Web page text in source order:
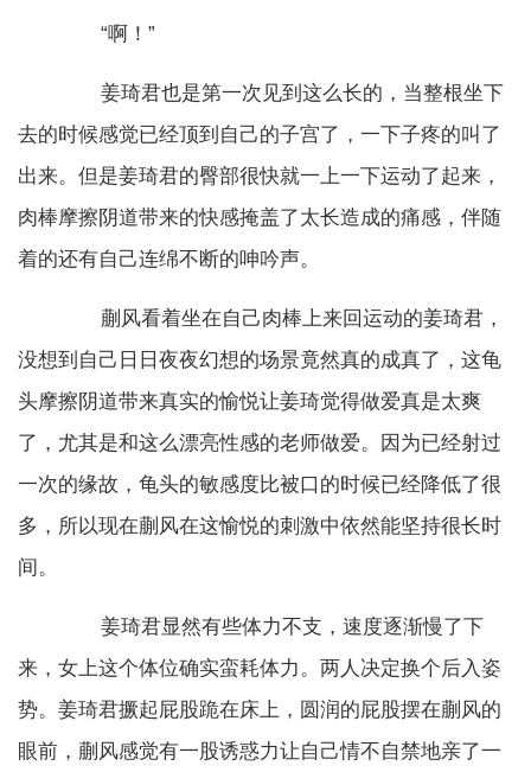
“啊！”
姜琦君也是第一次见到这么长的，当整根坐下
去的时候感觉已经顶到自己的子宫了，一下子疼的叫了
出来。但是姜琦君的臀部很快就一上一下运动了起来，
肉棒摩擦阴道带来的快感掩盖了太长造成的痛感，伴随
着的还有自己连绵不断的呻吟声。
蒯风看着坐在自己肉棒上来回运动的姜琦君，
没想到自己日日夜夜幻想的场景竟然真的成真了，这龟
头摩擦阴道带来真实的愉悦让姜琦觉得做爱真是太爽
了，尤其是和这么漂亮性感的老师做爱。因为已经射过
一次的缘故，龟头的敏感度比被口的时候已经降低了很
多，所以现在蒯风在这愉悦的刺激中依然能坚持很长时
间。
姜琦君显然有些体力不支，速度逐渐慢了下
来，女上这个体位确实蛮耗体力。两人决定换个后入姿
势。姜琦君撅起屁股跪在床上，圆润的屁股摆在蒯风的
眼前，蒯风感觉有一股诱惑力让自己情不自禁地亲了一